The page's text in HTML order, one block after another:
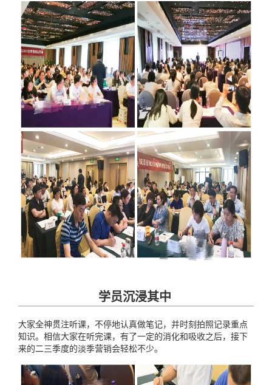
学员沉浸其中
大家全神贯注听课，不停地认真做笔记，并时刻拍照记录重点
知识。相信大家在听完课，有了一定的消化和吸收之后，接下
来的二三季度的淡季营销会轻松不少。